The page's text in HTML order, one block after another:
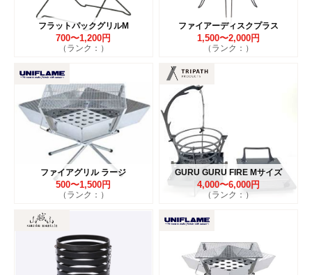
フラットパックグリルM
700〜1,200円
（ランク：）
ファイアーディスクプラス
1,500〜2,000円
（ランク：）
ファイアグリル ラージ
500〜1,500円
（ランク：）
GURU GURU FIRE Mサイズ
4,000〜6,000円
（ランク：）